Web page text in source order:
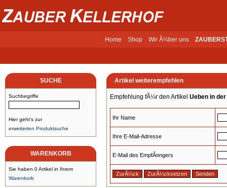
Home Shop Wir Ã¼ber uns
SUCHE
Suchbegriffe
Hier geht's zur
erweiterten Produktsuche
WARENKORB
Sie haben 0 Artikel in Ihrem
Warenkorb
Artikel weiterempfehlen
Empfehlung fÃ¼r den Artikel Ueben in
Ihr Name
Ihre E-Mail-Adresse
E-Mail des EmpfÃ¤ngers